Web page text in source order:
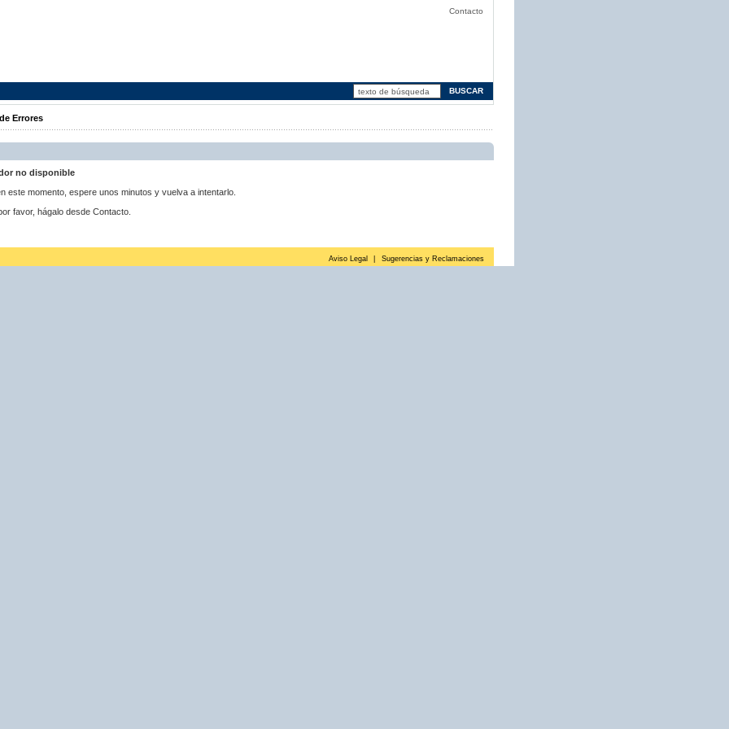
Contacto
Errores
no disponible
este momento, espere unos minutos y vuelva a intentarlo.
favor, hágalo desde Contacto.
Aviso Legal Sugerencias y Reclamaciones